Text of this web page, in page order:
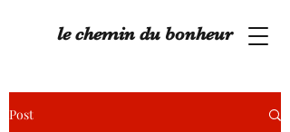
le chemin du bonheur
Post